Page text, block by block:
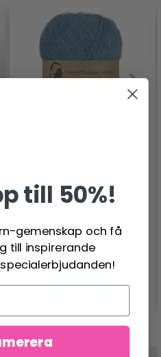
VIKING SNORRE KID
105.00 SEK
Se produkt
till 50%!
gemenskap och få
till inspirerande